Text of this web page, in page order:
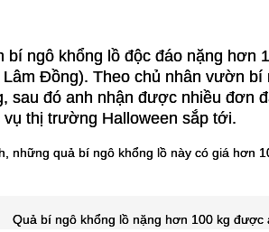
bí ngô khổng lồ độc đáo nặng hơn
Đồng). Theo chủ nhân vườn bí
sau đó anh nhận được nhiều đơn
vụ thị trường Halloween sắp tới.
những quả bí ngô khổng lồ này có giá hơn
Quả bí ngô khổng lồ nặng hơn 100 kg được